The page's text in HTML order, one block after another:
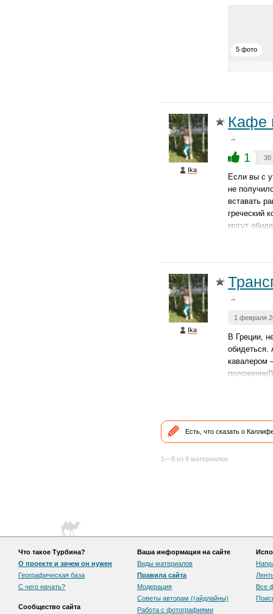
5 фото
Ika
Кафе
→
1 30
Если вы с
не
вставать
греческий
могут
Ika
→
1 февраля
В Греции,
обидеться.
кавалером
Есть, что сказать о
1—8 из 8 материалов
Что такое Турбина?
О проекте и зачем он нужен
Географическая база
С чего начать?
Сообщество сайта
Ваша информация на сайте
Виды материалов
Правила сайта
Модерация
Советы авторам (гайдлайны)
Работа с фотографиями
Все